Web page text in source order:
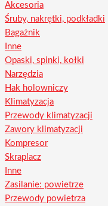
Akcesoria
Śruby, nakrętki, podkładki
Bagażnik
Inne
Opaski, spinki, kołki
Narzędzia
Hak holowniczy
Klimatyzacja
Przewody klimatyzacji
Zawory klimatyzacji
Kompresor
Skraplacz
Inne
Zasilanie: powietrze
Przewody powietrza